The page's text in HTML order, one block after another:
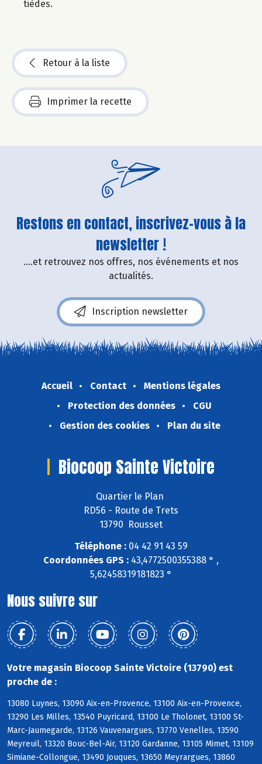
tièdes.
Retour à la liste
Imprimer la recette
Restons en contact, inscrivez-vous à la
newsletter !
....et retrouvez nos offres, nos événements et nos
actualités.
Inscription newsletter
Accueil Contact
Mentions légales
Protection des données
CGU
Gestion des cookies
Plan du site
Biocoop Sainte Victoire
Quartier le Plan
RD56 - Route de Trets
13790 Rousset
Téléphone : 04 42 91 43 59
Coordonnées GPS : 43,4772500355388 ° ,
5,62458319181823 °
Nous suivre sur
Votre magasin Biocoop Sainte Victoire (13790) est
proche de :
13080 Luynes, 13090 Aix-en-Provence, 13100 Aix-en-Provence,
13290 Les Milles, 13540 Puyricard, 13100 Le Tholonet, 13100 St-
Marc-Jaumegarde, 13126 Vauvenargues, 13770 Venelles, 13590
Meyreuil, 13320 Bouc-Bel-Air, 13120 Gardanne, 13105 Mimet, 13109
Simiane-Collongue, 13490 Jouques, 13650 Meyrargues, 13860